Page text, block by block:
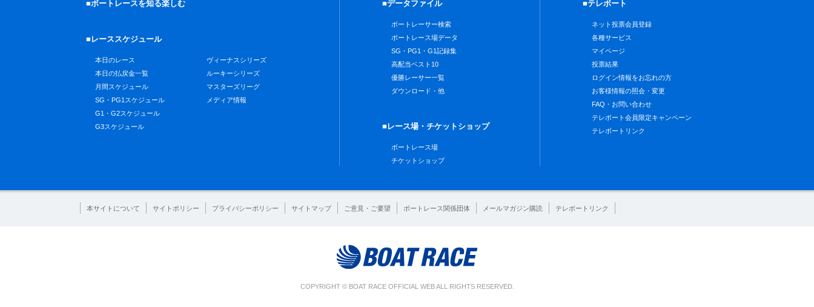
■ボートレースを知る楽しむ
■レーススケジュール
本日のレース
本日の払戻金一覧
月間スケジュール
SG・PG1スケジュール
G1・G2スケジュール
G3スケジュール
ヴィーナスシリーズ
ルーキーシリーズ
マスターズリーグ
メディア情報
■データファイル
ボートレーサー検索
ボートレース場データ
SG・PG1・G1記録集
高配当ベスト10
優勝レーサー一覧
ダウンロード・他
■レース場・チケットショップ
ボートレース場
チケットショップ
■テレボート
ネット投票会員登録
各種サービス
マイページ
投票結果
ログイン情報をお忘れの方
お客様情報の照会・変更
FAQ・お問い合わせ
テレボート会員限定キャンペーン
テレボートリンク
本サイトについて サイトポリシー プライバシーポリシー サイトマップ ご意見・ご要望 ボートレース関係団体 メールマガジン購読 テレボートリンク
COPYRIGHT © BOAT RACE OFFICIAL WEB ALL RIGHTS RESERVED.